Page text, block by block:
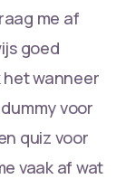
me af
goed
het wanneer
voor
quiz voor
vaak af wat